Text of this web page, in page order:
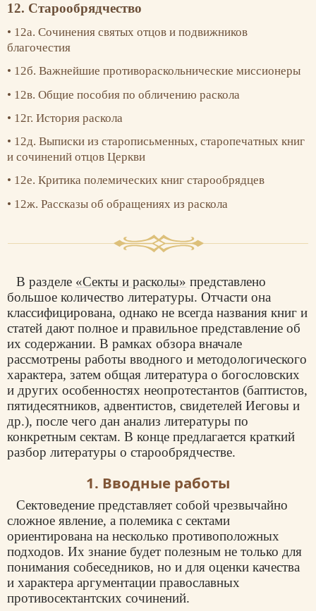
12. Старообрядчество
12а. Сочинения святых отцов и подвижников
благочестия
12б. Важнейшие противораскольнические миссионеры
12в. Общие пособия по обличению раскола
12г. История раскола
12д. Выписки из старописьменных, старопечатных книг
и сочинений отцов Церкви
12е. Критика полемических книг старообрядцев
12ж. Рассказы об обращениях из раскола
В разделе «Секты и расколы» представлено
большое количество литературы. Отчасти она
классифицирована, однако не всегда названия книг и
статей дают полное и правильное представление об
их содержании. В рамках обзора вначале
рассмотрены работы вводного и методологического
характера, затем общая литература о богословских
и других особенностях неопротестантов (баптистов,
пятидесятников, адвентистов, свидетелей Иеговы и
др.), после чего дан анализ литературы по
конкретным сектам. В конце предлагается краткий
разбор литературы о старообрядчестве.
1. Вводные работы
Сектоведение представляет собой чрезвычайно
сложное явление, а полемика с сектами
ориентирована на несколько противоположных
подходов. Их знание будет полезным не только для
понимания собеседников, но и для оценки качества
и характера аргументации православных
противосектантских сочинений.